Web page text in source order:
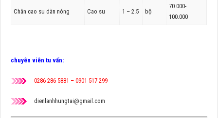
Chân cao su dàn nóng Cao su 1 – 2.5 bộ
70.000-
100.000
chuyên viên tu vấn:
0286 286 5881 – 0901 517 299
dienlanhhungtai@gmail.com